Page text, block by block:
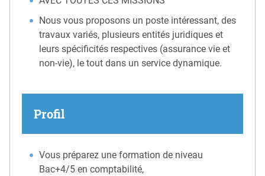
Nous vous proposons un poste intéressant, des
travaux variés, plusieurs entités juridiques et
leurs spécificités respectives (assurance vie et
non-vie), le tout dans un service dynamique.
Profil
Vous préparez une formation de niveau
Bac+4/5 en comptabilité,